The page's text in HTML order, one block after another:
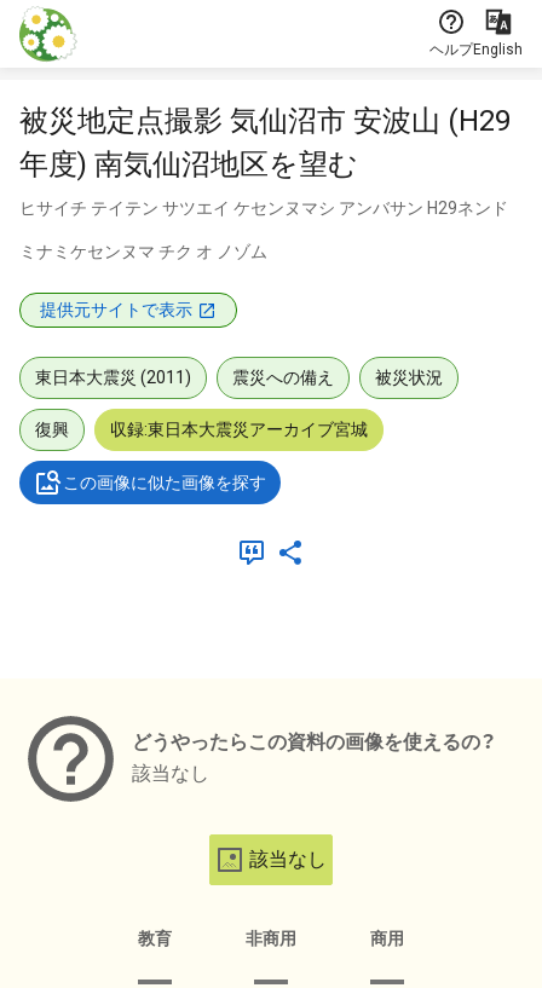
本文に飛ぶ
ヘルプEnglish
被災地定点撮影 気仙沼市 安波山 (H29
年度) 南気仙沼地区を望む
ヒサイチ テイテン サツエイ ケセンヌマシ アンバサン H29ネンド
ミナミケセンヌマ チク オ ノゾム
提供元サイトで表示
東日本大震災 (2011) 震災への備え 被災状況
復興 収録:東日本大震災アーカイブ宮城
この画像に似た画像を探す
どうやったらこの資料の画像を使えるの？
該当なし
該当なし
教育 非商用 商用